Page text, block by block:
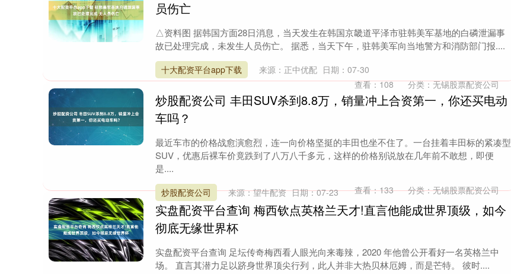
员伤亡
△资料图 据韩国方面28日消息，当天发生在韩国京畿道平泽市驻韩美军基地的白磷泄漏事
故已处理完成，未发生人员伤亡。 据悉，当天下午，驻韩美军向当地警方和消防部门报....
十大配资平台app下载 来源：正中优配 日期：07-30
查看：108 分类：无锡股票配资公司
炒股配资公司 丰田SUV杀到8.8万，销量冲上合资第一，你还买电动
车吗？
最近车市的价格战愈演愈烈，连一向价格坚挺的丰田也坐不住了。一台挂着丰田标的紧凑型
SUV，优惠后裸车价竟跌到了八万八千多元，这样的价格别说放在几年前不敢想，即便
是....
炒股配资公司 来源：望牛配资 日期：07-23 查看：133 分类：无锡股票配资公司
实盘配资平台查询 梅西钦点英格兰天才!直言他能成世界顶级，如今
彻底无缘世界杯
实盘配资平台查询 足坛传奇梅西看人眼光向来毒辣，2020 年他曾公开看好一名英格兰中
场。 直言其潜力足以跻身世界顶尖行列，此人并非大热贝林厄姆，而是芒特。 彼时....